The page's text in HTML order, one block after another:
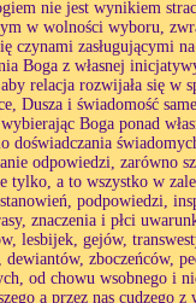
nie jest wynikiem
w wolności wyboru,
czynami zasługującymi
Boga z własnej
relacja rozwijała się w
Dusza i świadomość
Boga ponad
doświadczania
odpowiedzi, zarówno
tylko, a to wszystko w
podpowiedzi,
znaczenia i płci
lesbijek, gejów,
dewiantów, zboczeńców,
od chowu wsobnego i
a przez nas cudzego